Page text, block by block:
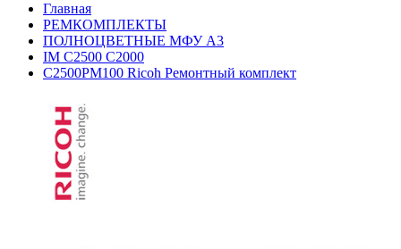
Главная
РЕМКОМПЛЕКТЫ
ПОЛНОЦВЕТНЫЕ МФУ А3
IM C2500 C2000
C2500PM100 Ricoh Ремонтный комплект